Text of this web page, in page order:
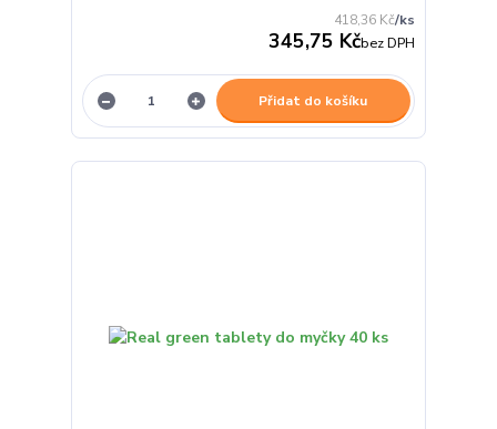
418,36 Kč/ks
345,75 Kčbez DPH
Přidat do košíku